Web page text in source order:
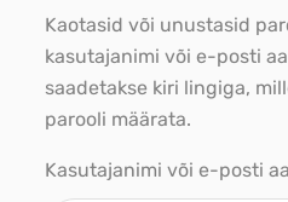
Kaotasid või unustasid
kasutajanimi või e-posti
saadetakse kiri lingiga,
parooli määrata.
Kasutajanimi või e-posti